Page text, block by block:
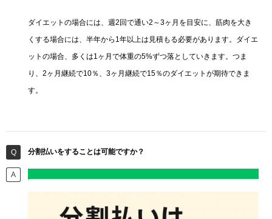
ダイエットの場合には、週2回で通い2～3ヶ月を目安に、筋肉を大き
くする場合には、半年から1年以上は見積もる必要があります。ダイエ
ットの場合、多くは1ヶ月で体重の5%ずつ落としていきます。つま
り、2ヶ月継続で10％、3ヶ月継続で15％のダイエットが期待できま
す。
分割払いをすることは可能ですか？